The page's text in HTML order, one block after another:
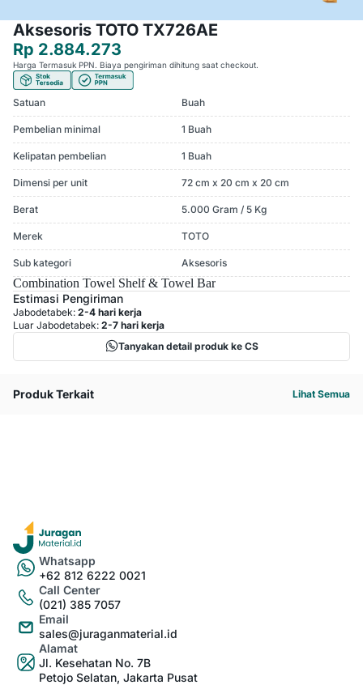
Aksesoris TOTO TX726AE
Rp 2.884.273
Harga Termasuk PPN. Biaya pengiriman dihitung saat checkout.
Satuan Buah
Pembelian minimal 1 Buah
Kelipatan pembelian 1 Buah
Dimensi per unit 72 cm x 20 cm x 20 cm
Berat 5.000 Gram / 5 Kg
Merek TOTO
Sub kategori Aksesoris
Combination Towel Shelf & Towel Bar
Estimasi Pengiriman
Jabodetabek: 2-4 hari kerja
Luar Jabodetabek: 2-7 hari kerja
Tanyakan detail produk ke CS
Produk Terkait Lihat Semua
Whatsapp
+62 812 6222 0021
Call Center
(021) 385 7057
Email
sales@juraganmaterial.id
Alamat
Jl. Kesehatan No. 7B
Petojo Selatan, Jakarta Pusat